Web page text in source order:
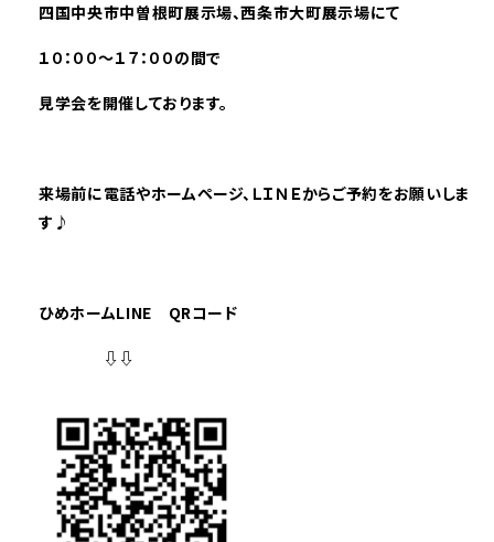
四国中央市中曽根町展示場、西条市大町展示場にて
１０：００～１７：００の間で
見学会を開催しております。
来場前に電話やホームページ、ＬＩＮＥからご予約をお願いしま
す♪
ひめホームLINE QRコード
⇩⇩